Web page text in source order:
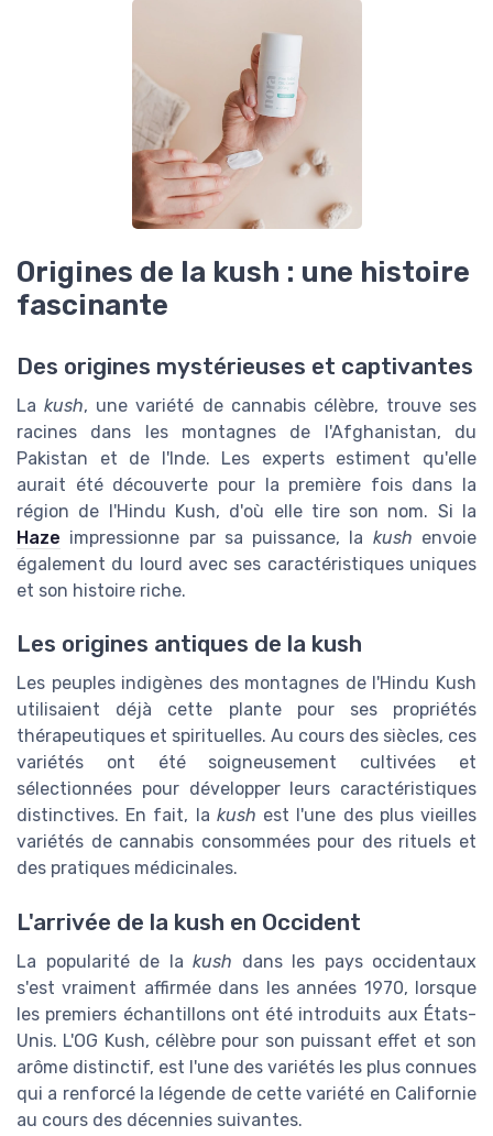
Origines de la kush : une histoire
fascinante
Des origines mystérieuses et captivantes
Lakush, une variété de cannabis célèbre, trouve ses
racines dans les montagnes de l'Afghanistan, du
Pakistan et de l'Inde. Les experts estiment qu'elle
aurait été découverte pour la première fois dans la
région de l'Hindu Kush, d'où elle tire son nom. Si la
Haze impressionne par sa puissance, la kush envoie
également du lourd avec ses caractéristiques uniques
et son histoire riche.
Les origines antiques de la kush
Les peuples indigènes des montagnes de l'Hindu Kush
utilisaient déjà cette plante pour ses propriétés
thérapeutiques et spirituelles. Au cours des siècles, ces
variétés ont été soigneusement cultivées et
sélectionnées pour développer leurs caractéristiques
distinctives. En fait, la kush est l'une des plus vieilles
variétés de cannabis consommées pour des rituels et
des pratiques médicinales.
L'arrivée de la kush en Occident
La popularité de la kush dans les pays occidentaux
s'est vraiment affirmée dans les années 1970, lorsque
les premiers échantillons ont été introduits aux États-
Unis. L'OG Kush, célèbre pour son puissant effet et son
arôme distinctif, est l'une des variétés les plus connues
qui a renforcé la légende de cette variété en Californie
au cours des décennies suivantes.